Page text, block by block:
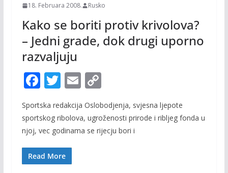
18. Februara 2008. Rusko
Kako se boriti protiv krivolova?
– Jedni grade, dok drugi uporno
razvaljuju
F
ac
e
b
o
o
T
w
itt
er
E
m
ai
l
C
p
y
Sportska redakcija Oslobodjenja, svjesna ljepote
sportskog ribolova, ugroženosti prirode i ribljeg fonda u
njoj, vec godinama se rijecju bori i
Read More